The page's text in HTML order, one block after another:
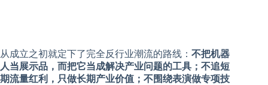
从成立之初就定下了完全反行业潮流的路线： 不把机器
人当展示品，而把它当成解决产业问题的工具；不追短
期流量红利，只做长期产业价值；不围绕表演做专项技